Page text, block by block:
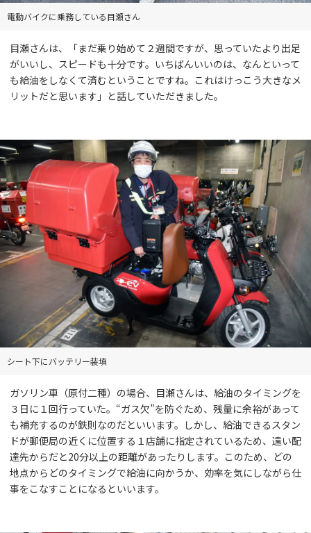
電動バイクに乗務している目瀬さん
目瀬さんは、「まだ乗り始めて２週間ですが、思っていたより出足
がいいし、スピードも十分です。いちばんいいのは、なんといって
も給油をしなくて済むということですね。これはけっこう大きなメ
リットだと思います」と話していただきました。
シート下にバッテリー装填
ガソリン車（原付二種）の場合、目瀬さんは、給油のタイミングを
３日に１回行っていた。“ガス欠”を防ぐため、残量に余裕があって
も補充するのが鉄則なのだといいます。しかし、給油できるスタン
ドが郵便局の近くに位置する１店舗に指定されているため、遠い配
達先からだと20分以上の距離があったりします。このため、どの
地点からどのタイミングで給油に向かうか、効率を気にしながら仕
事をこなすことになるといいます。